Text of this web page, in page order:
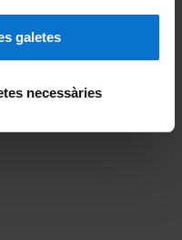
galetes
necessàries